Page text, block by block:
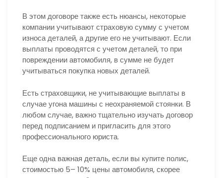
В этом договоре также есть нюансы, некоторые
компании учитывают страховую сумму с учетом
износа деталей, а другие его не учитывают. Если
выплаты проводятся с учетом деталей, то при
повреждении автомобиля, в сумме не будет
учитываться покупка новых деталей.
Есть страховщики, не учитывающие выплаты в
случае угона машины с неохраняемой стоянки. В
любом случае, важно тщательно изучать договор
перед подписанием и пригласить для этого
профессионального юриста.
Еще одна важная деталь, если вы купите полис,
стоимостью 5– 10% цены автомобиля, скорее